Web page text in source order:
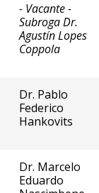
- Vacante -
Subroga Dr.
Agustín Lopes
Coppola
Dr. Pablo
Federico
Hankovits
Dr. Marcelo
Eduardo